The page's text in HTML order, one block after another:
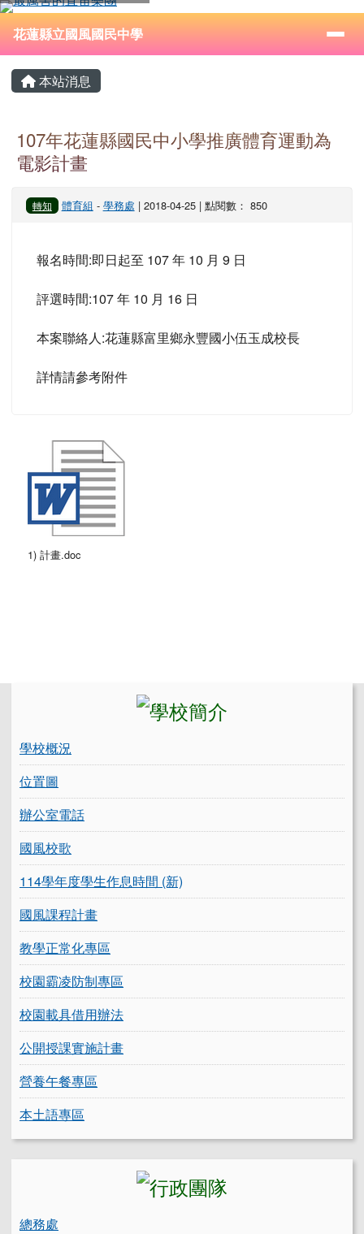
跳至主內容區
花蓮縣立國風國民中學
⏸
導覽列
花蓮縣立國風國民中學
主內容區域
本站消息
107年花蓮縣國民中小學推廣體育運動為
電影計畫
轉知 體育組 - 學務處 | 2018-04-25 | 點閱數： 850
報名時間:即日起至 107 年 10 月 9 日
評選時間:107 年 10 月 16 日
本案聯絡人:花蓮縣富里鄉永豐國小伍玉成校長
詳情請參考附件
1) 計畫.doc
學校概況
位置圖
辦公室電話
國風校歌
114學年度學生作息時間 (新)
國風課程計畫
教學正常化專區
校園霸凌防制專區
校園載具借用辦法
公開授課實施計畫
營養午餐專區
本土語專區
總務處
頁尾區域